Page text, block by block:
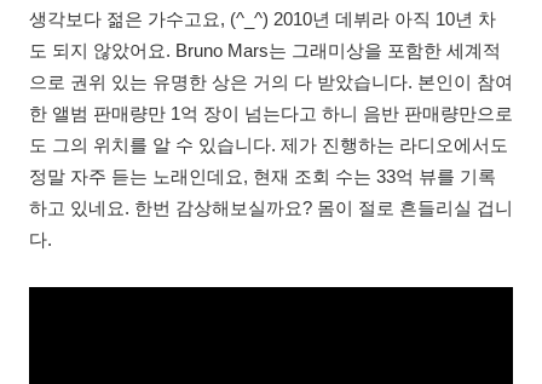
생각보다 젊은 가수고요, (^_^) 2010년 데뷔라 아직 10년 차
도 되지 않았어요. Bruno Mars는 그래미상을 포함한 세계적
으로 권위 있는 유명한 상은 거의 다 받았습니다. 본인이 참여
한 앨범 판매량만 1억 장이 넘는다고 하니 음반 판매량만으로
도 그의 위치를 알 수 있습니다. 제가 진행하는 라디오에서도
정말 자주 듣는 노래인데요, 현재 조회 수는 33억 뷰를 기록
하고 있네요. 한번 감상해보실까요? 몸이 절로 흔들리실 겁니
다.